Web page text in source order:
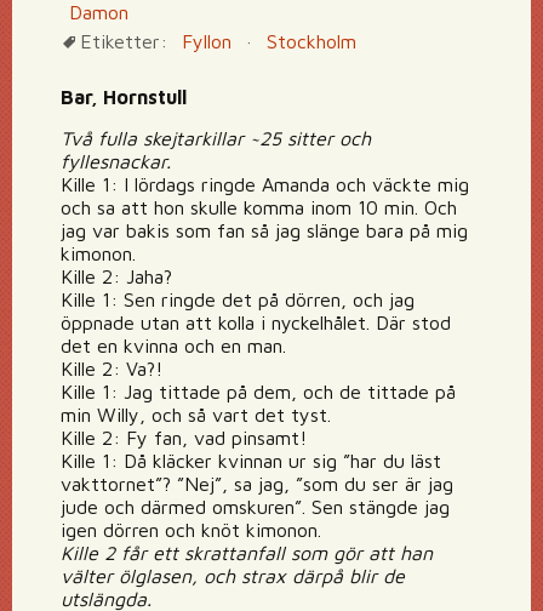
Damon
Etiketter:
Fyllon · Stockholm
Bar, Hornstull
Två fulla skejtarkillar ~25 sitter och
fyllesnackar.
Kille 1: I lördags ringde Amanda och väckte mig
och sa att hon skulle komma inom 10 min. Och
jag var bakis som fan så jag slänge bara på mig
kimonon.
Kille 2: Jaha?
Kille 1: Sen ringde det på dörren, och jag
öppnade utan att kolla i nyckelhålet. Där stod
det en kvinna och en man.
Kille 2: Va?!
Kille 1: Jag tittade på dem, och de tittade på
min Willy, och så vart det tyst.
Kille 2: Fy fan, vad pinsamt!
Kille 1: Då kläcker kvinnan ur sig ”har du läst
vakttornet”? ”Nej”, sa jag, ”som du ser är jag
jude och därmed omskuren”. Sen stängde jag
igen dörren och knöt kimonon.
Kille 2 får ett skrattanfall som gör att han
välter ölglasen, och strax därpå blir de
utslängda.